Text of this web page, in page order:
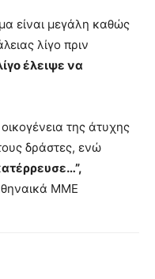
είναι μεγάλη καθώς
λίγο πριν
έλειψε να
της άτυχης
δράστες, ενώ
ΜΜΕ